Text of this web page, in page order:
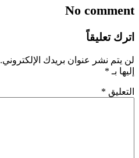
No comment
اترك تعليقاً
لن يتم نشر عنوان بريدك الإلكتروني.
إليها بـ *
التعليق *